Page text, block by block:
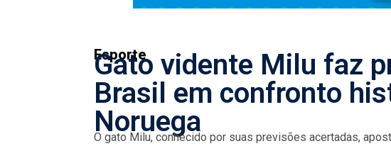
Esporte
Gato vidente Milu faz
Brasil em confronto
Noruega
O gato Milu, conhecido por suas previsões acertadas,